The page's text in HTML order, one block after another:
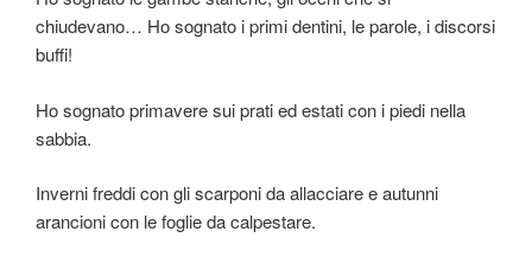
chiudevano… Ho sognato i primi dentini, le parole, i discorsi
buffi!
Ho sognato primavere sui prati ed estati con i piedi nella
sabbia.
Inverni freddi con gli scarponi da allacciare e autunni
arancioni con le foglie da calpestare.